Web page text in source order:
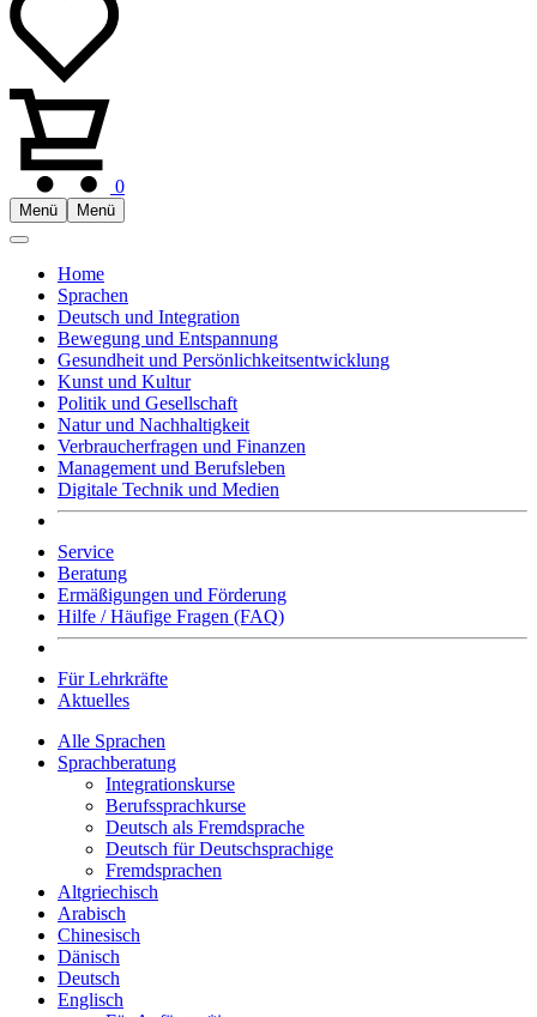
0
Menü Menü
Home
Sprachen
Deutsch und Integration
Bewegung und Entspannung
Gesundheit und Persönlichkeitsentwicklung
Kunst und Kultur
Politik und Gesellschaft
Natur und Nachhaltigkeit
Verbraucherfragen und Finanzen
Management und Berufsleben
Digitale Technik und Medien
Service
Beratung
Ermäßigungen und Förderung
Hilfe / Häufige Fragen (FAQ)
Für Lehrkräfte
Aktuelles
Alle Sprachen
Sprachberatung
Integrationskurse
Berufssprachkurse
Deutsch als Fremdsprache
Deutsch für Deutschsprachige
Fremdsprachen
Altgriechisch
Arabisch
Chinesisch
Dänisch
Deutsch
Englisch